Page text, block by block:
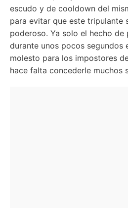
escudo y de cooldown del
para evitar que este tripulante
poderoso. Ya solo el hecho
durante unos pocos segundos
molesto para los impostores
hace falta concederle muchos